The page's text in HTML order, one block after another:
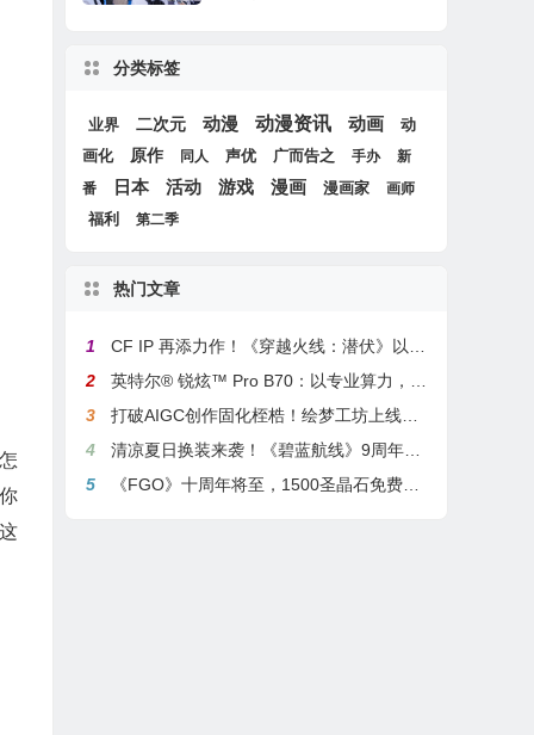
分类标签
业界 二次元 动漫 动漫资讯 动画
动
画化
原作 同人 声优 广而告之 手办
新
番
日本 活动 游戏 漫画 漫画家 画师
福利 第二季
热门文章
1
CF IP 再添力作！《穿越火线：潜伏》以3A叙事重塑战术潜行玩法
2
英特尔® 锐炫™ Pro B70：以专业算力，解锁本地化AI部署与生产力新基准
3
打破AIGC创作固化桎梏！绘梦工坊上线绘梦画布dreamo赋能全场景自由创作
4
清凉夏日换装来袭！《碧蓝航线》9周年庆典活动第二弹今日正式上线
5
《FGO》十周年将至，1500圣晶石免费福利，新老玩家均可解锁